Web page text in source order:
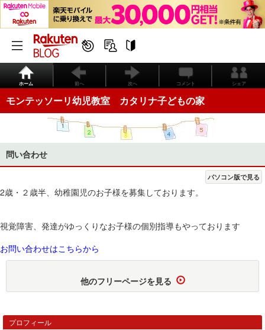
ホーム 前へ 次へ コメント シェア
モンテッソーリ幼児教室 カタリナ子どもの家
問い合わせ
パソコン版で見る
2歳・２歳半、幼稚園児のお子様を募集しております。
視覚障害、発達がゆっくりなお子様の個別指導もやっております
お問い合わせはこちらから
他のフリーページを見る
プロフィール